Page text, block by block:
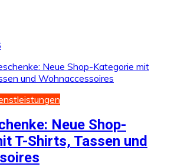
Neue Shop-
T-Shirts, Tassen und